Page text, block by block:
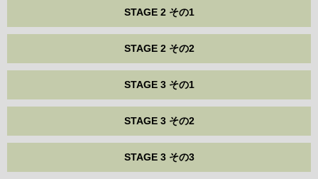
STAGE 2 その1
STAGE 2 その2
STAGE 3 その1
STAGE 3 その2
STAGE 3 その3